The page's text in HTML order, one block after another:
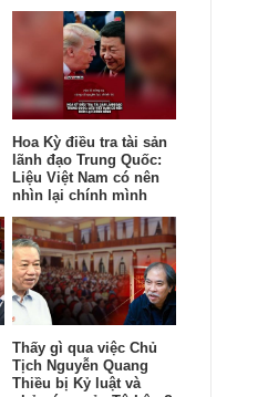
Hoa Kỳ điều tra tài sản
lãnh đạo Trung Quốc:
Liệu Việt Nam có nên
nhìn lại chính mình
Thấy gì qua việc Chủ
Tịch Nguyễn Quang
Thiều bị Kỷ luật và